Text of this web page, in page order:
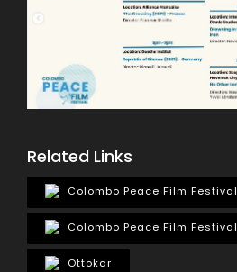
Related Links
Colombo Peace Film Festival
Colombo Peace Film Festival
Ottokar